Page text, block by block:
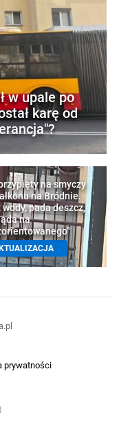
w upale po
karę od
na smyczy
na Bródnie.
wody, pada deszcz,
na
prywatności